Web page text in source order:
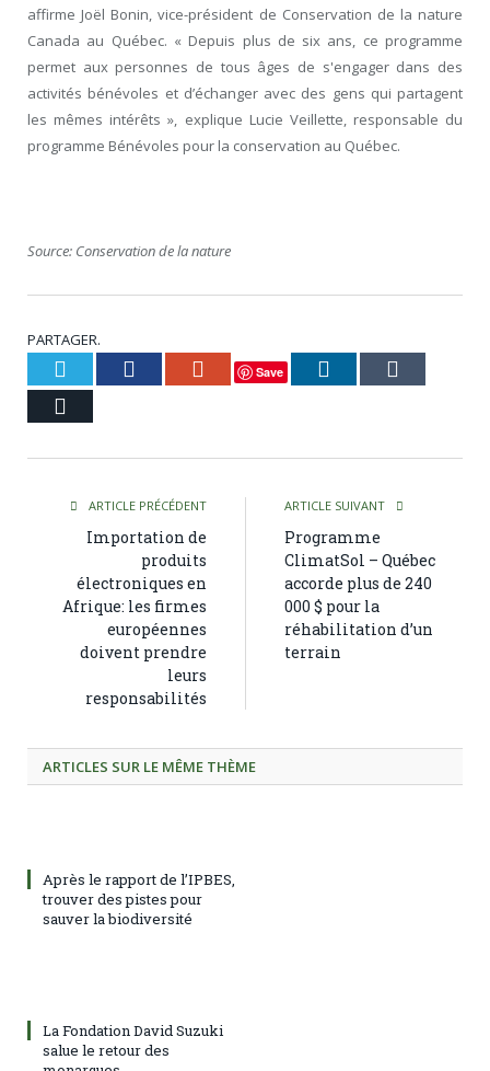
affirme Joël Bonin, vice-président de Conservation de la nature
Canada au Québec. « Depuis plus de six ans, ce programme
permet aux personnes de tous âges de s'engager dans des
activités bénévoles et d’échanger avec des gens qui partagent
les mêmes intérêts », explique Lucie Veillette, responsable du
programme Bénévoles pour la conservation au Québec.
Source: Conservation de la nature
PARTAGER.
Twitter Facebook Google+
Save LinkedIn
ARTICLE PRÉCÉDENT
Importation de
produits
électroniques en
Afrique: les firmes
européennes
doivent prendre
leurs
responsabilités
ARTICLE SUIVANT
Programme
ClimatSol – Québec
accorde plus de 240
000 $ pour la
réhabilitation d’un
terrain
ARTICLES SUR LE MÊME THÈME
Après le rapport de l’IPBES,
trouver des pistes pour
sauver la biodiversité
La Fondation David Suzuki
salue le retour des